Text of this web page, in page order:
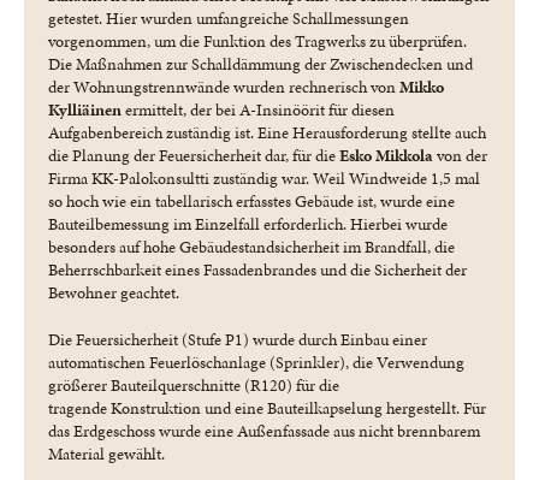
getestet. Hier wurden umfangreiche Schallmessungen
vorgenommen, um die Funktion des Tragwerks zu überprüfen.
Die Maßnahmen zur Schalldämmung der Zwischendecken und
der Wohnungstrennwände wurden rechnerisch vonMikko
Kylliäinenermittelt, der bei A-Insinöörit für diesen
Aufgabenbereich zuständig ist. Eine Herausforderung stellte auch
die Planung der Feuersicherheit dar, für dieEsko Mikkolavon der
Firma KK-Palokonsultti zuständig war. Weil Windweide 1,5 mal
so hoch wie ein tabellarisch erfasstes Gebäude ist, wurde eine
Bauteilbemessung im Einzelfall erforderlich. Hierbei wurde
besonders auf hohe Gebäudestandsicherheit im Brandfall, die
Beherrschbarkeit eines Fassadenbrandes und die Sicherheit der
Bewohner geachtet.
Die Feuersicherheit (Stufe P1) wurde durch Einbau einer
automatischen Feuerlöschanlage (Sprinkler), die Verwendung
größerer Bauteilquerschnitte (R120) für die
tragende Konstruktion und eine Bauteilkapselung hergestellt. Für
das Erdgeschoss wurde eine Außenfassade aus nicht brennbarem
Material gewählt.